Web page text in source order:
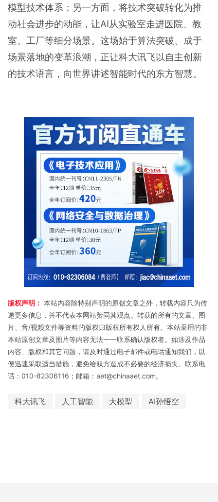
模型技术体系；另一方面，将技术突破转化为推
动社会进步的动能，让AI从实验室走进医院、教
室、工厂等细分场景。这场始于算法突破、成于
场景落地的变革浪潮，正让科大讯飞以自主创新
的技术语言，向世界讲述智能时代的东方智慧。
版权声明： 本站内容除特别声明的原创文章之外，转载内容只为传
递更多信息，并不代表本网站赞同其观点。转载的所有的文章、图
片、音/视频文件等资料的版权归版权所有权人所有。本站采用的非
本站原创文章及图片等内容无法一一联系确认版权者。如涉及作品
内容、版权和其它问题，请及时通过电子邮件或电话通知我们，以
便迅速采取适当措施，避免给双方造成不必要的经济损失。联系电
话：010-82306116；邮箱：aet@chinaaet.com。
科大讯飞 人工智能 大模型 AI孙悟空